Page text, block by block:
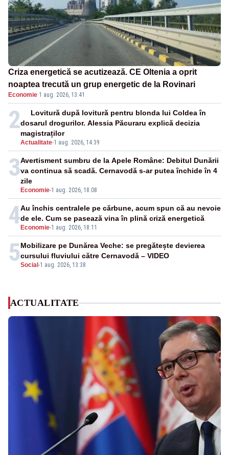
Criza energetică se acutizează. CE Oltenia a oprit
noaptea trecută un grup energetic de la Rovinari
Economie·1 aug. 2026, 13:41
2
Actualitate-1 aug. 2026, 14:39
Lovitură după lovitură pentru blonda lui Coldea în
dosarul drogurilor. Alessia Păcuraru explică decizia
magistraților
3
Economie-1 aug. 2026, 18:08
Avertisment sumbru de la Apele Române: Debitul Dunării
va continua să scadă. Cernavodă s-ar putea închide în 4
zile
4 Economie-1 aug. 2026, 18:11
Au închis centralele pe cărbune, acum spun că au nevoie
de ele. Cum se pasează vina în plină criză energetică
5Social -1 aug. 2026, 13:38
Mobilizare pe Dunărea Veche: se pregătește devierea
cursului fluviului către Cernavodă – VIDEO
ACTUALITATE